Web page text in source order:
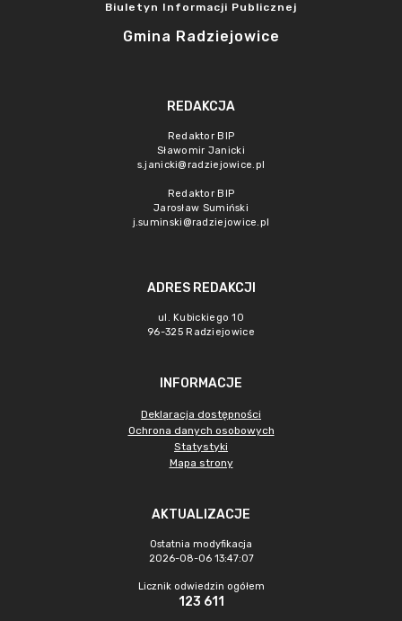
Biuletyn Informacji Publicznej
Gmina Radziejowice
REDAKCJA
Redaktor BIP
Sławomir Janicki
s.janicki@radziejowice.pl
Redaktor BIP
Jarosław Sumiński
j.suminski@radziejowice.pl
ADRES REDAKCJI
ul. Kubickiego 10
96-325 Radziejowice
INFORMACJE
Deklaracja dostępności
Ochrona danych osobowych
Statystyki
Mapa strony
AKTUALIZACJE
Ostatnia modyfikacja
2026-08-06 13:47:07
Licznik odwiedzin ogółem
123 611